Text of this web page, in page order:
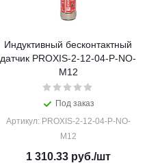
Индуктивный бесконтактный
датчик PROXIS-2-12-04-P-NO-
M12
Под заказ
Артикул: PROXIS-2-12-04-P-NO-
M12
1 310.33руб./шт